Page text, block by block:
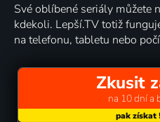
Své oblíbené seriály můžete
kdekoli. Lepší.TV totiž
na telefonu, tabletu nebo
Zkusit
na 10 dní a